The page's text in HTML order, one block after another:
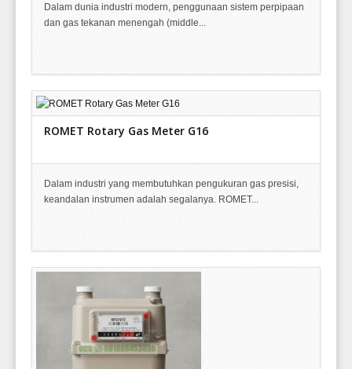
Dalam dunia industri modern, penggunaan sistem perpipaan
dan gas tekanan menengah (middle...
ROMET Rotary Gas Meter G16
Dalam industri yang membutuhkan pengukuran gas presisi,
keandalan instrumen adalah segalanya. ROMET...